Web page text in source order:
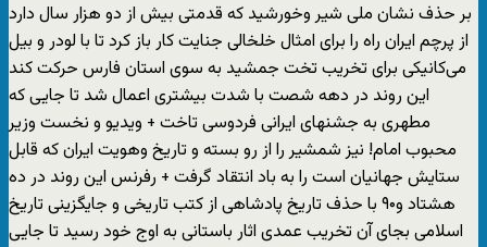
بر حذف نشان ملی شیر وخورشید که قدمتی بیش از دو هزار سال دارد
از پرچم ایران راه را برای امثال خلخالی جنایت کار باز کرد تا با لودر و بیل
می‌کانیکی برای تخریب تخت جمشید به سوی استان فارس حرکت کند
این روند در دهه شصت با شدت بیشتری اعمال شد تا جایی که
مطهری به جشنهای ایرانی فردوسی تاخت + ویدیو و نخست وزیر
محبوب امام! نیز شمشیر را از رو بسته و تاریخ وهویت ایران که قابل
ستایش جهانیان است را به باد انتقاد گرفت + رفرنس این روند در ده
هشتاد و۹۰ با حذف تاریخ پادشاهی از کتب تاریخی و جایگزینی تاریخ
اسلامی بجای آن تخریب عمدی اثار باستانی به اوج خود رسید تا جایی